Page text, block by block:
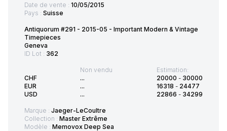
Date de vente : 10/05/2015
Pays : Suisse
Antiquorum #291 - 2015-05 - Important Modern & Vintage
Timepieces
Geneva
ID Lot : 362
CHF
EUR
USD
Non vendu
...
...
...
Estimation:
20000 - 30000
16318 - 24477
22866 - 34299
Marque : Jaeger-LeCoultre
Collection : Master Extrême
Modèle : Memovox Deep Sea